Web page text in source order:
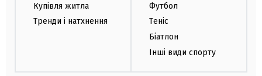
Купівля житла
Тренди і натхнення
Футбол
Теніс
Біатлон
Інші види спорту